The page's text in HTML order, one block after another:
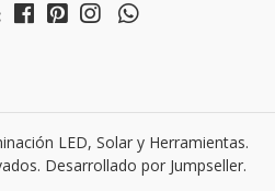
LED, Solar y Herramientas.
Desarrollado por Jumpseller.